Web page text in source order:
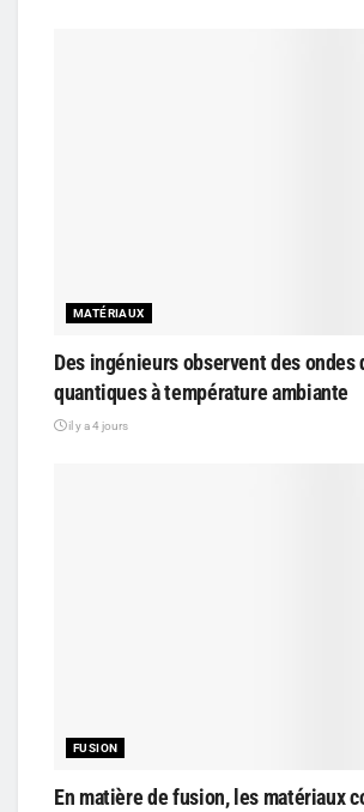
MATÉRIAUX
Des ingénieurs observent des ondes
quantiques à température ambiante
il y a 4 jours
FUSION
En matière de fusion, les matériaux